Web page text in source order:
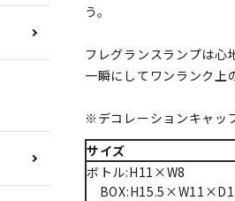
う。
フレグランスランプは心
一瞬にしてワンランク上
※デコレーションキャッ
サイズ
ボトル:H11×W8